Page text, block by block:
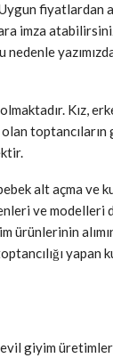
fiyatlardan
imza
Kız,
alt açma ve
ve modelleri
ürünlerinin
yapan
giyim